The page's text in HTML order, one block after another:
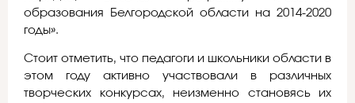
образования Белгородской области на 2014-2020
годы».
Стоит отметить, что педагоги и школьники области в
этом году активно участвовали в различных
творческих конкурсах, неизменно становясь их